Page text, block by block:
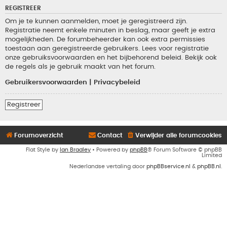
REGISTREER
Om je te kunnen aanmelden, moet je geregistreerd zijn.
Registratie neemt enkele minuten in beslag, maar geeft je extra
mogelijkheden. De forumbeheerder kan ook extra permissies
toestaan aan geregistreerde gebruikers. Lees voor registratie
onze gebruiksvoorwaarden en het bijbehorend beleid. Bekijk ook
de regels als je gebruik maakt van het forum.
Gebruikersvoorwaarden Privacybeleid
Registreer
Forumoverzicht Verwijder alle forumcookies
Contact
Flat Style by Ian Bradley • Powered by phpBB® Forum Software © phpBB
Limited
Nederlandse vertaling door phpBBservice.nl & phpBB.nl .